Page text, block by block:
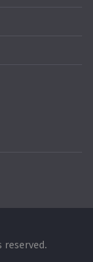
reserved.